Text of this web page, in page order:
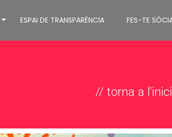
ESPAI DE TRANSPARÈNCIA FES-TE
// torna a l'inici